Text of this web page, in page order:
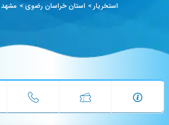
استخریار> استان خراسان رضوی > مشهد